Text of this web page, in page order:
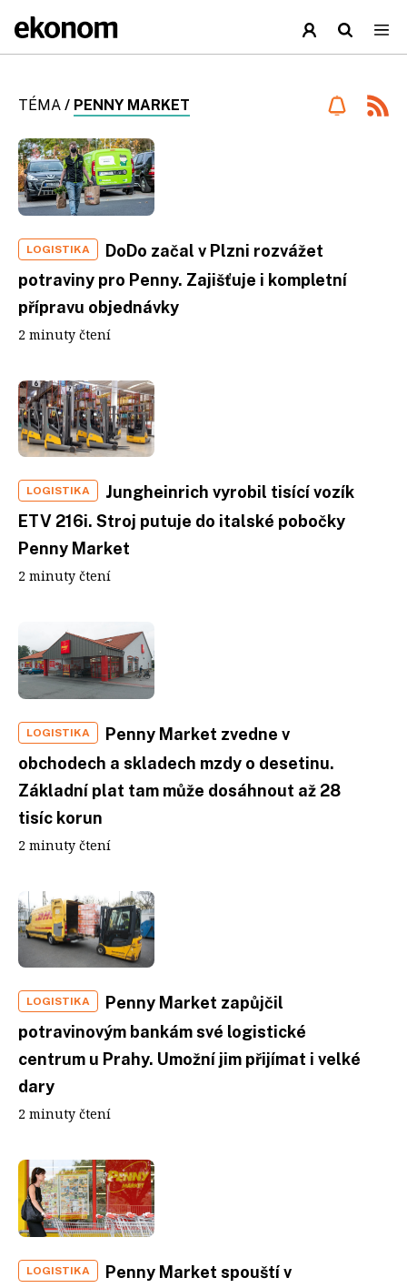
TÉMA / PENNY MARKET
LOGISTIKA
DoDo začal v Plzni rozvážet
potraviny pro Penny. Zajišťuje i kompletní
přípravu objednávky
2 minuty čtení
LOGISTIKA
Jungheinrich vyrobil tisící vozík
ETV 216i. Stroj putuje do italské pobočky
Penny Market
2 minuty čtení
LOGISTIKA
Penny Market zvedne v
obchodech a skladech mzdy o desetinu.
Základní plat tam může dosáhnout až 28
tisíc korun
2 minuty čtení
LOGISTIKA
Penny Market zapůjčil
potravinovým bankám své logistické
centrum u Prahy. Umožní jim přijímat i velké
dary
2 minuty čtení
LOGISTIKA
Penny Market spouští v